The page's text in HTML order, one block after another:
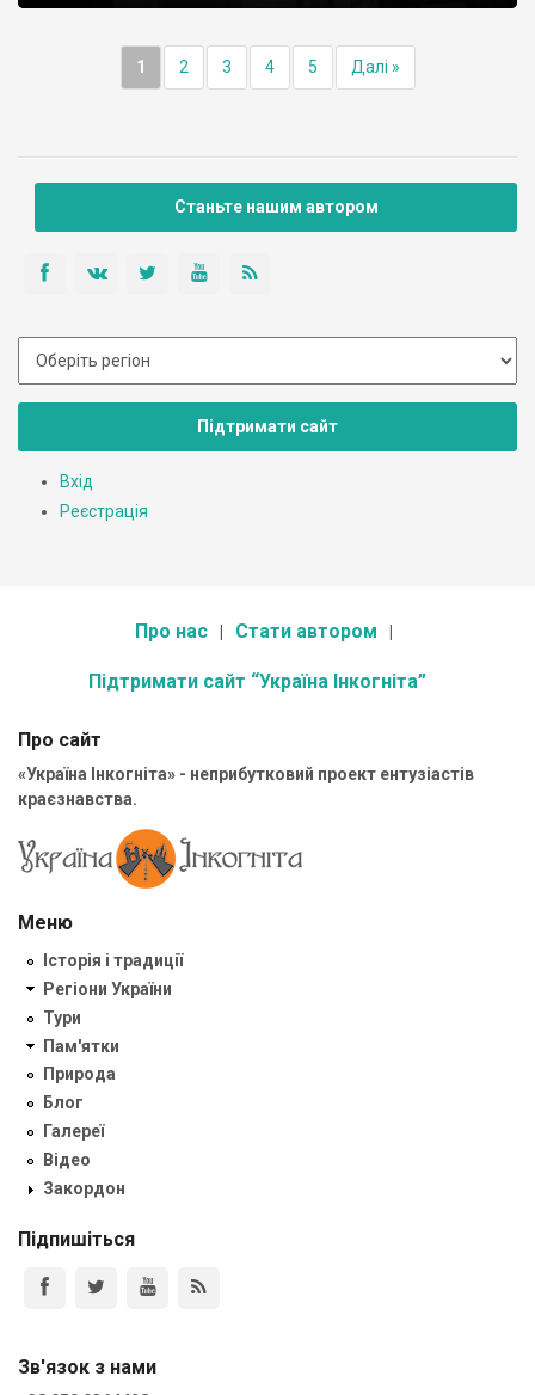
1 2 3 4 5 Далі »
Станьте нашим автором
Підтримати сайт
Вхід
Реєстрація
Про нас Стати автором
Підтримати сайт “Україна Інкогніта”
Про сайт
«Україна Інкогніта» - неприбутковий проект ентузіастів
краєзнавства.
Меню
Історія і традиції
Регіони України
Тури
Пам'ятки
Природа
Блог
Галереї
Відео
Закордон
Підпишіться
Зв'язок з нами